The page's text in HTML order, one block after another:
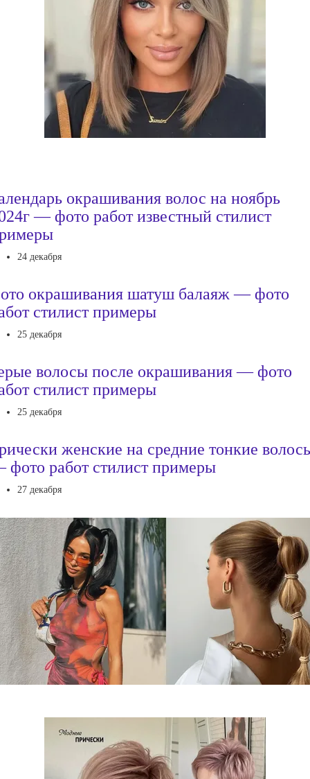
окрашивания волос на ноябрь
— фото работ известный стилист
24 декабря
окрашивания шатуш балаяж — фото
стилист примеры
25 декабря
волосы после окрашивания — фото
стилист примеры
25 декабря
женские на средние тонкие
работ стилист примеры
27 декабря